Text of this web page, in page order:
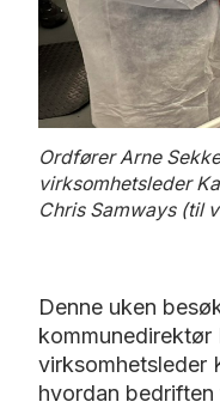
Ordfører Arne
virksomhetsleder
Chris Samways (til
Denne uken
virksomhetsleder
hvordan